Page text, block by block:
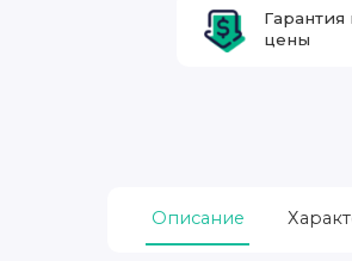
Гарантия
цены
Описание